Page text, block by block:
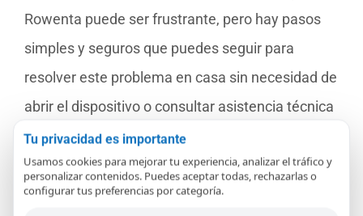
Rowenta puede ser frustrante, pero hay pasos
simples y seguros que puedes seguir para
resolver este problema en casa sin necesidad de
abrir el dispositivo o consultar asistencia técnica
de inmediato. Estos pasos ayudan a evitar daños
en tu aparato y aseguran un funcionamiento
óptimo.
Tu privacidad es importante
Usamos cookies para mejorar tu experiencia, analizar el tráfico y
personalizar contenidos. Puedes aceptar todas, rechazarlas o
configurar tus preferencias por categoría.